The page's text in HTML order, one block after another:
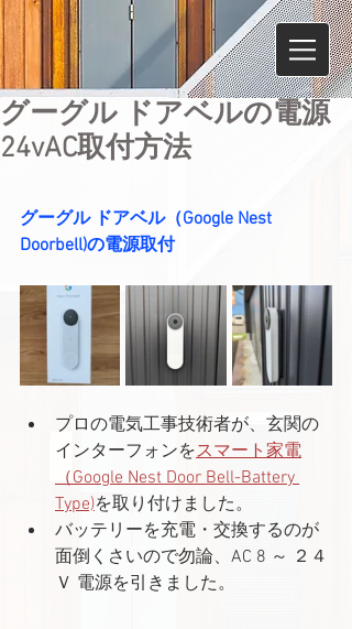
グーグル ドアベルの電源
24vAC取付方法
グーグル ドアベル（Google Nest
Doorbell)の電源取付
プロの電気工事技術者が、玄関の
インターフォンをスマート家電
（Google Nest Door Bell-Battery
Type)を取り付けました。
バッテリーを充電・交換するのが
面倒くさいので勿論、AC 8 ～ ２４
Ｖ 電源を引きました。